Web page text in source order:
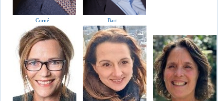
Corné Bart